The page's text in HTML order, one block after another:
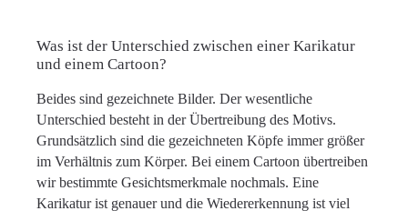
Was ist der Unterschied zwischen einer Karikatur
und einem Cartoon?
Beides sind gezeichnete Bilder. Der wesentliche
Unterschied besteht in der Übertreibung des Motivs.
Grundsätzlich sind die gezeichneten Köpfe immer größer
im Verhältnis zum Körper. Bei einem Cartoon übertreiben
wir bestimmte Gesichtsmerkmale nochmals. Eine
Karikatur ist genauer und die Wiedererkennung ist viel